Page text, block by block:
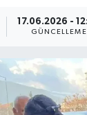
17.06.2026 -
GÜNCELLEME